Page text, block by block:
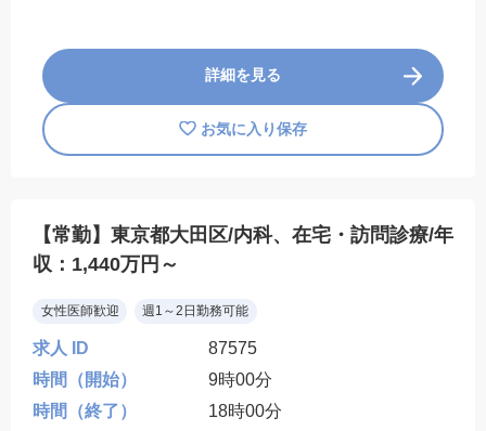
詳細を見る
お気に入り保存
【常勤】東京都大田区/内科、在宅・訪問診療/年
収：1,440万円～
女性医師歓迎 週1～2日勤務可能
求人 ID
87575
時間（開始）
9時00分
時間（終了）
18時00分